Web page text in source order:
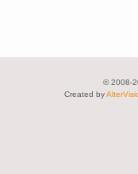
© 2008-
Created by